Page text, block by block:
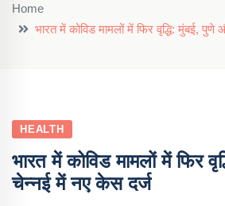
Home
भारत में कोविड मामलों में फिर वृद्धि: मुंबई,
HEALTH
भारत में कोविड मामलों में फिर
चेन्नई में नए केस दर्ज